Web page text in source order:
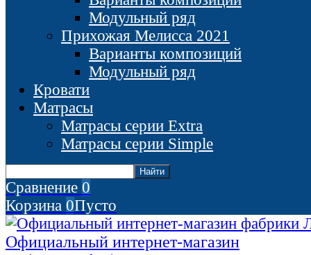
Модульный ряд
Прихожая Мелисса 2021
Варианты композиций
Модульный ряд
Кровати
Матрасы
Матрасы серии Extra
Матрасы серии Simple
Сравнение 0
Корзина 0Пусто
Официальный интернет-магазин